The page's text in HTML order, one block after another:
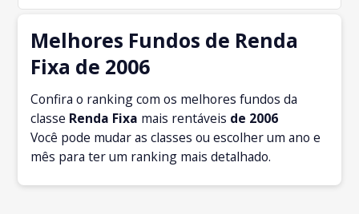
Melhores Fundos de Renda
Fixa de 2006
Confira o ranking com os melhores fundos da
classe Renda Fixa mais rentáveis de 2006
Você pode mudar as classes ou escolher um ano e
mês para ter um ranking mais detalhado.